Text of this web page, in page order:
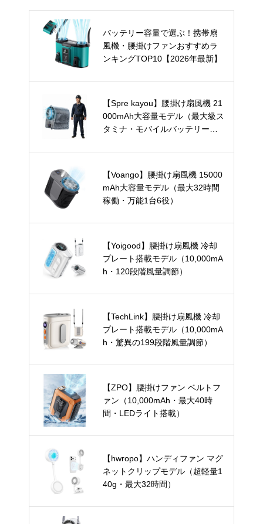
バッテリー容量で選ぶ！携帯扇
風機・腰掛けファンおすすめラ
ンキングTOP10【2026年最新】
【Spre kayou】腰掛け扇風機 21
000mAh大容量モデル（最大級ス
タミナ・モバイルバッテリー兼
【Voango】腰掛け扇風機 15000
mAh大容量モデル（最大32時間
稼働・万能1台6役）
【Yoigood】腰掛け扇風機 冷却
プレート搭載モデル（10,000mA
h・120段階風量調節）
【TechLink】腰掛け扇風機 冷却
プレート搭載モデル（10,000mA
h・驚異の199段階風量調節）
【ZPO】腰掛けファン ベルトフ
ァン（10,000mAh・最大40時
間・LEDライト搭載）
【hwropo】ハンディファン マグ
ネットクリップモデル（超軽量1
40g・最大32時間）